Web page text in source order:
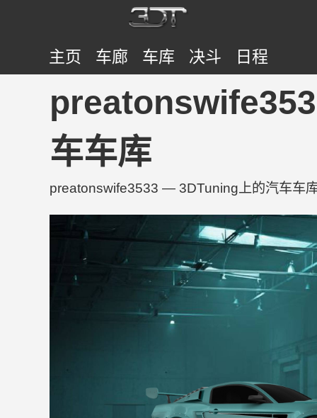
主页 车廊 车库 决斗 日程
车车库
preatonswife3533 — 3DTuning上的汽车车